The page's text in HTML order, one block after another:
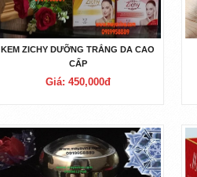
KEM ZICHY DƯỠNG TRẮNG DA CAO
CẤP
Giá: 450,000đ